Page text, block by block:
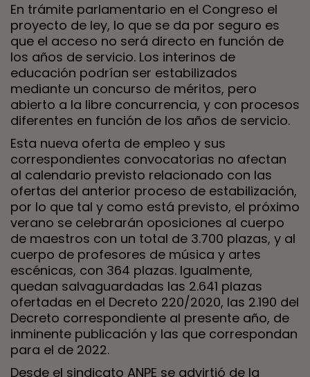
En trámite parlamentario en el Congreso el
proyecto de ley, lo que se da por seguro es
que el acceso no será directo en función de
los años de servicio. Los interinos de
educación podrían ser estabilizados
mediante un concurso de méritos, pero
abierto a la libre concurrencia, y con procesos
diferentes en función de los años de servicio.
Esta nueva oferta de empleo y sus
correspondientes convocatorias no afectan
al calendario previsto relacionado con las
ofertas del anterior proceso de estabilización,
por lo que tal y como está previsto, el próximo
verano se celebrarán oposiciones al cuerpo
de maestros con un total de 3.700 plazas, y al
cuerpo de profesores de música y artes
escénicas, con 364 plazas. Igualmente,
quedan salvaguardadas las 2.641 plazas
ofertadas en el Decreto 220/2020, las 2.190 del
Decreto correspondiente al presente año, de
inminente publicación y las que correspondan
para el de 2022.
Desde el sindicato ANPE se advirtió de la